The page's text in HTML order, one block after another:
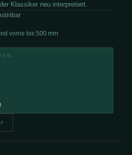
Klassiker neu interpretiert.
vorne bis 500 mm